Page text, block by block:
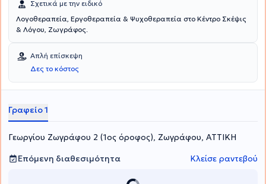
Σχετικά με την ειδικό
Λογοθεραπεία, Εργοθεραπεία & Ψυχοθεραπεία στο Κέντρο Σκέψις
& Λόγου, Ζωγράφος.
Απλή επίσκεψη
Δες το κόστος
Γραφείο 1
Γεωργίου Ζωγράφου 2 (1ος όροφος), Ζωγράφου, ΑΤΤΙΚΗ
Επόμενη διαθεσιμότητα
Κλείσε ραντεβού